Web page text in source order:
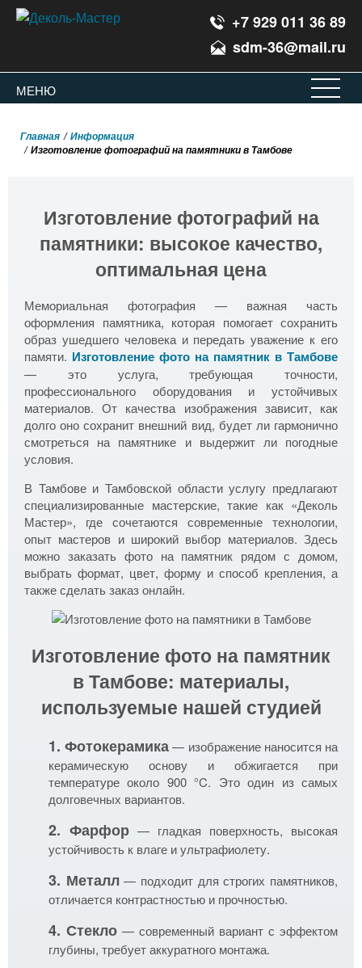
Воронеж
Офис
+7 929 011 36 89
sdm-36@mail.ru
МЕНЮ
Главная
Информация
Изготовление фотографий на памятники в Тамбове
Изготовление фотографий на
памятники: высокое качество,
оптимальная цена
Мемориальная фотография — важная часть
оформления памятника, которая помогает сохранить
образ ушедшего человека и передать уважение к его
памяти. Изготовление фото на памятник в Тамбове
— это услуга, требующая точности,
профессионального оборудования и устойчивых
материалов. От качества изображения зависит, как
долго оно сохранит внешний вид, будет ли гармонично
смотреться на памятнике и выдержит ли погодные
условия.
В Тамбове и Тамбовской области услугу предлагают
специализированные мастерские, такие как «Деколь
Мастер», где сочетаются современные технологии,
опыт мастеров и широкий выбор материалов. Здесь
можно заказать фото на памятник рядом с домом,
выбрать формат, цвет, форму и способ крепления, а
также сделать заказ онлайн.
Изготовление фото на памятник
в Тамбове: материалы,
используемые нашей студией
1. Фотокерамика— изображение наносится на
керамическую основу и обжигается при
температуре около 900 °C. Это один из самых
долговечных вариантов.
2. Фарфор — гладкая поверхность, высокая
устойчивость к влаге и ультрафиолету.
3. Металл— подходит для строгих памятников,
отличается контрастностью и прочностью.
4. Стекло — современный вариант с эффектом
глубины, требует аккуратного монтажа.